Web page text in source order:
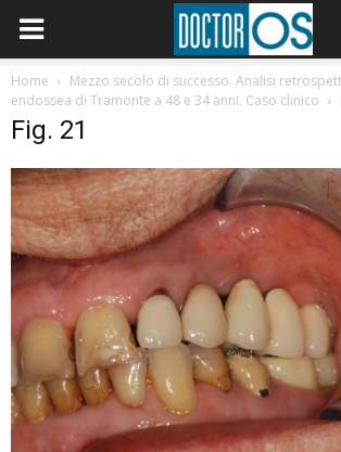
Home
Mezzo secolo di successo. Analisi
endossea di Tramonte a 48 e 34 anni. Caso clinico
Fig. 21